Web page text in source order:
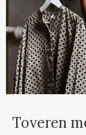
Toveren